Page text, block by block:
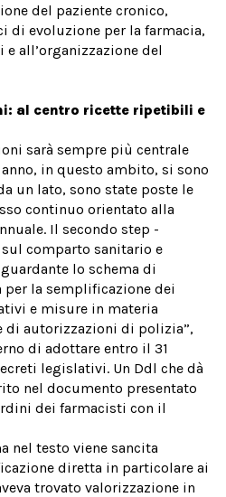
del paziente cronico,
di evoluzione per la farmacia,
all’organizzazione del
al centro ricette ripetibili e
sarà sempre più centrale
in questo ambito, si sono
un lato, sono state poste le
continuo orientato alla
Il secondo step -
comparto sanitario e
lo schema di
per la semplificazione dei
e misure in materia
di autorizzazioni di polizia”,
di adottare entro il 31
legislativi. Un Ddl che dà
nel documento presentato
dei farmacisti con il
nel testo viene sancita
diretta in particolare ai
trovato valorizzazione in